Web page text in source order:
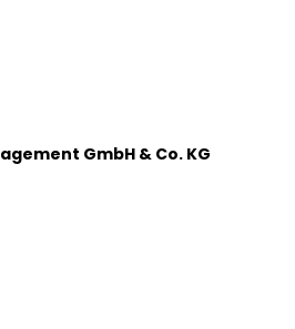
GmbH & Co. KG